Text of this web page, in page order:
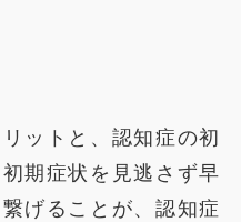
ットと、認知症の初
期症状を見逃さず早
げることが、認知症